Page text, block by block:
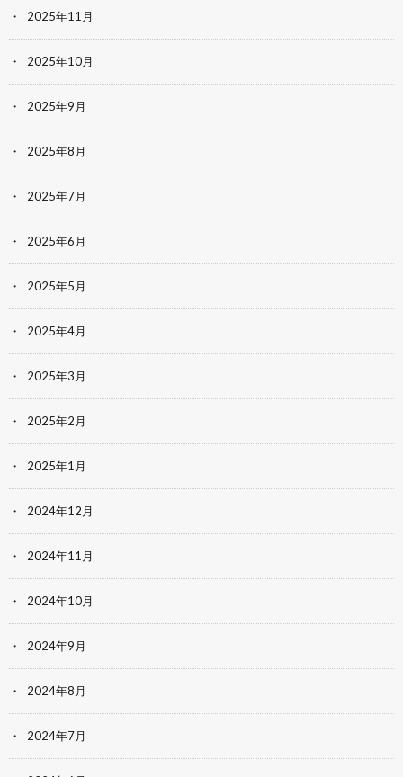
2025年11月
2025年10月
2025年9月
2025年8月
2025年7月
2025年6月
2025年5月
2025年4月
2025年3月
2025年2月
2025年1月
2024年12月
2024年11月
2024年10月
2024年9月
2024年8月
2024年7月